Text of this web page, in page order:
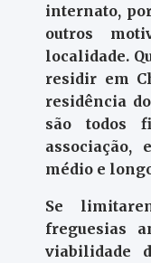
internato,
outros
localidade.
residir em
residência
são todos
médio e
Se
freguesias
viabilidade